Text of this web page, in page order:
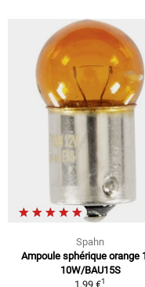
Spahn
Ampoule sphérique orange
10W/BAU15S
1,99 €1